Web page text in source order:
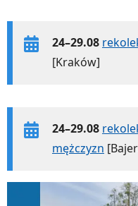
24–29.08
[Kraków]
24–29.08
mężczyzn